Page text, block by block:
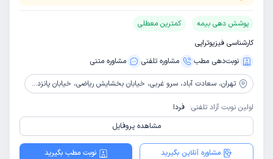
پوشش دهی بیمه
کمترین معطلی
کارشناسی فیزیوتراپی
نوبت‌دهی مطب
مشاوره‌ تلفنی مشاوره‌ متنی
تهران، سعادت آباد، سرو غربی، خیابان بخشایش ریاضی، خیابان پانزدهم غربی، روبروی بیمارستان عرفان، پلاک 13، طبقه همکف، واحد 1
اولین نوبت آزاد تلفنی: فردا
مشاهده پروفایل
مشاوره آنلاین بگیرید نوبت مطب بگیرید